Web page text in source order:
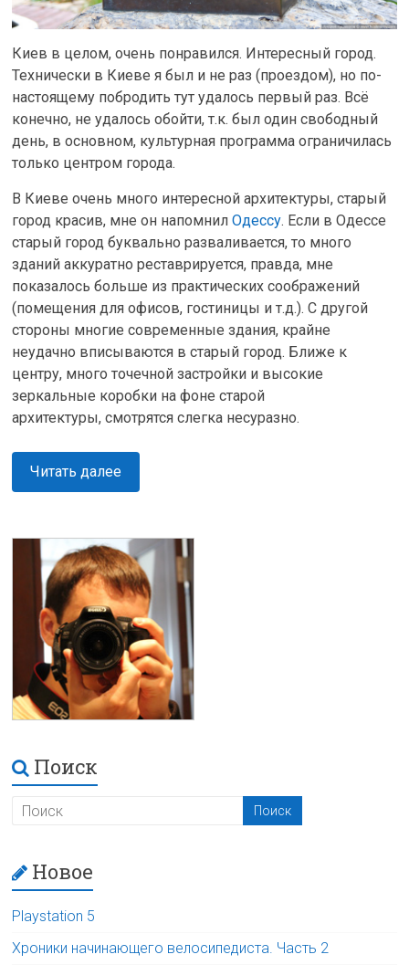
Киев в целом, очень понравился. Интересный город.
Технически в Киеве я был и не раз (проездом), но по-
настоящему побродить тут удалось первый раз. Всё
конечно, не удалось обойти, т.к. был один свободный
день, в основном, культурная программа ограничилась
только центром города.
В Киеве очень много интересной архитектуры, старый
город красив, мне он напомнилОдессу. Если в Одессе
старый город буквально разваливается, то много
зданий аккуратно реставрируется, правда, мне
показалось больше из практических соображений
(помещения для офисов, гостиницы и т.д.). С другой
стороны многие современные здания, крайне
неудачно вписываются в старый город. Ближе к
центру, много точечной застройки и высокие
зеркальные коробки на фоне старой
архитектуры, смотрятся слегка несуразно.
Читать далее
Поиск
Новое
Playstation 5
Хроники начинающего велосипедиста. Часть 2